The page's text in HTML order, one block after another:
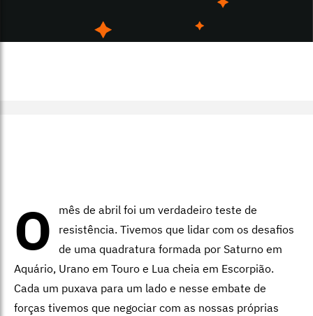
O
mês de abril foi um verdadeiro teste de
resistência. Tivemos que lidar com os desafios
de uma quadratura formada por Saturno em
Aquário, Urano em Touro e Lua cheia em Escorpião.
Cada um puxava para um lado e nesse embate de
forças tivemos que negociar com as nossas próprias